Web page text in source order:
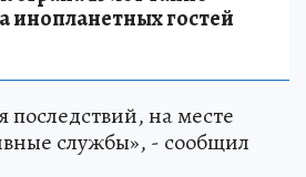
инопланетных гостей
на месте
службы», - сообщил